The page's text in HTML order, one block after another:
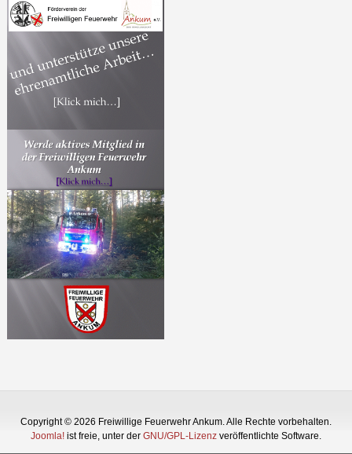
Copyright © 2026 Freiwillige Feuerwehr Ankum. Alle Rechte vorbehalten.
Joomla! ist freie, unter der GNU/GPL-Lizenz veröffentlichte Software.